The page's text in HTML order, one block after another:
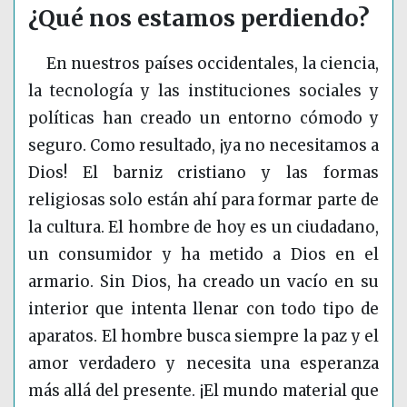
¿Qué nos estamos perdiendo?
En nuestros países occidentales, la ciencia,
la tecnología y las instituciones sociales y
políticas han creado un entorno cómodo y
seguro. Como resultado, ¡ya no necesitamos a
Dios! El barniz cristiano y las formas
religiosas solo están ahí para formar parte de
la cultura. El hombre de hoy es un ciudadano,
un consumidor y ha metido a Dios en el
armario. Sin Dios, ha creado un vacío en su
interior que intenta llenar con todo tipo de
aparatos. El hombre busca siempre la paz y el
amor verdadero y necesita una esperanza
más allá del presente. ¡El mundo material que